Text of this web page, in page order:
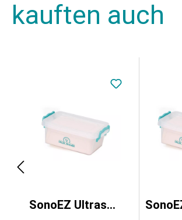
kauften auch
SonoEZ Ultraschalltrainer "Gefäß"